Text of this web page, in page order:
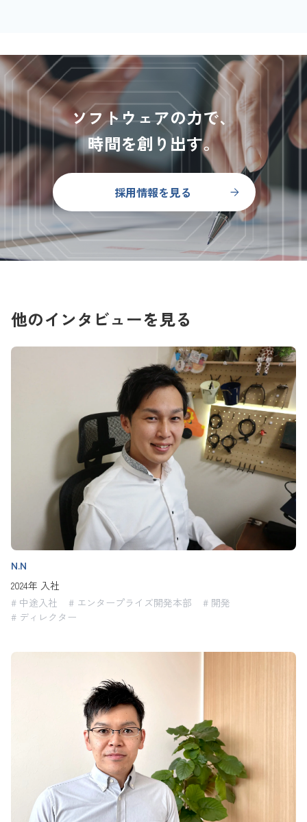
ソフトウェアの力で、
時間を創り出す。
採用情報を見る
他のインタビューを見る
N.N
2024年 入社
# 中途入社
# エンタープライズ開発本部
# 開発
# ディレクター